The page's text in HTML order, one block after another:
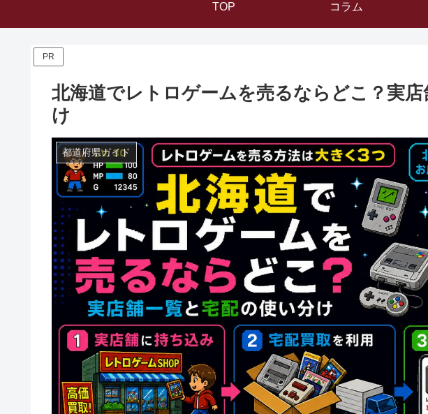
TOP コラム
PR
北海道でレトロゲームを売るならどこ？実
け
都道府県ガイド